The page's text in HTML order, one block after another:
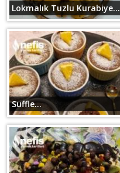
Lokmalık Tuzlu Kurabiye...
Suffle...